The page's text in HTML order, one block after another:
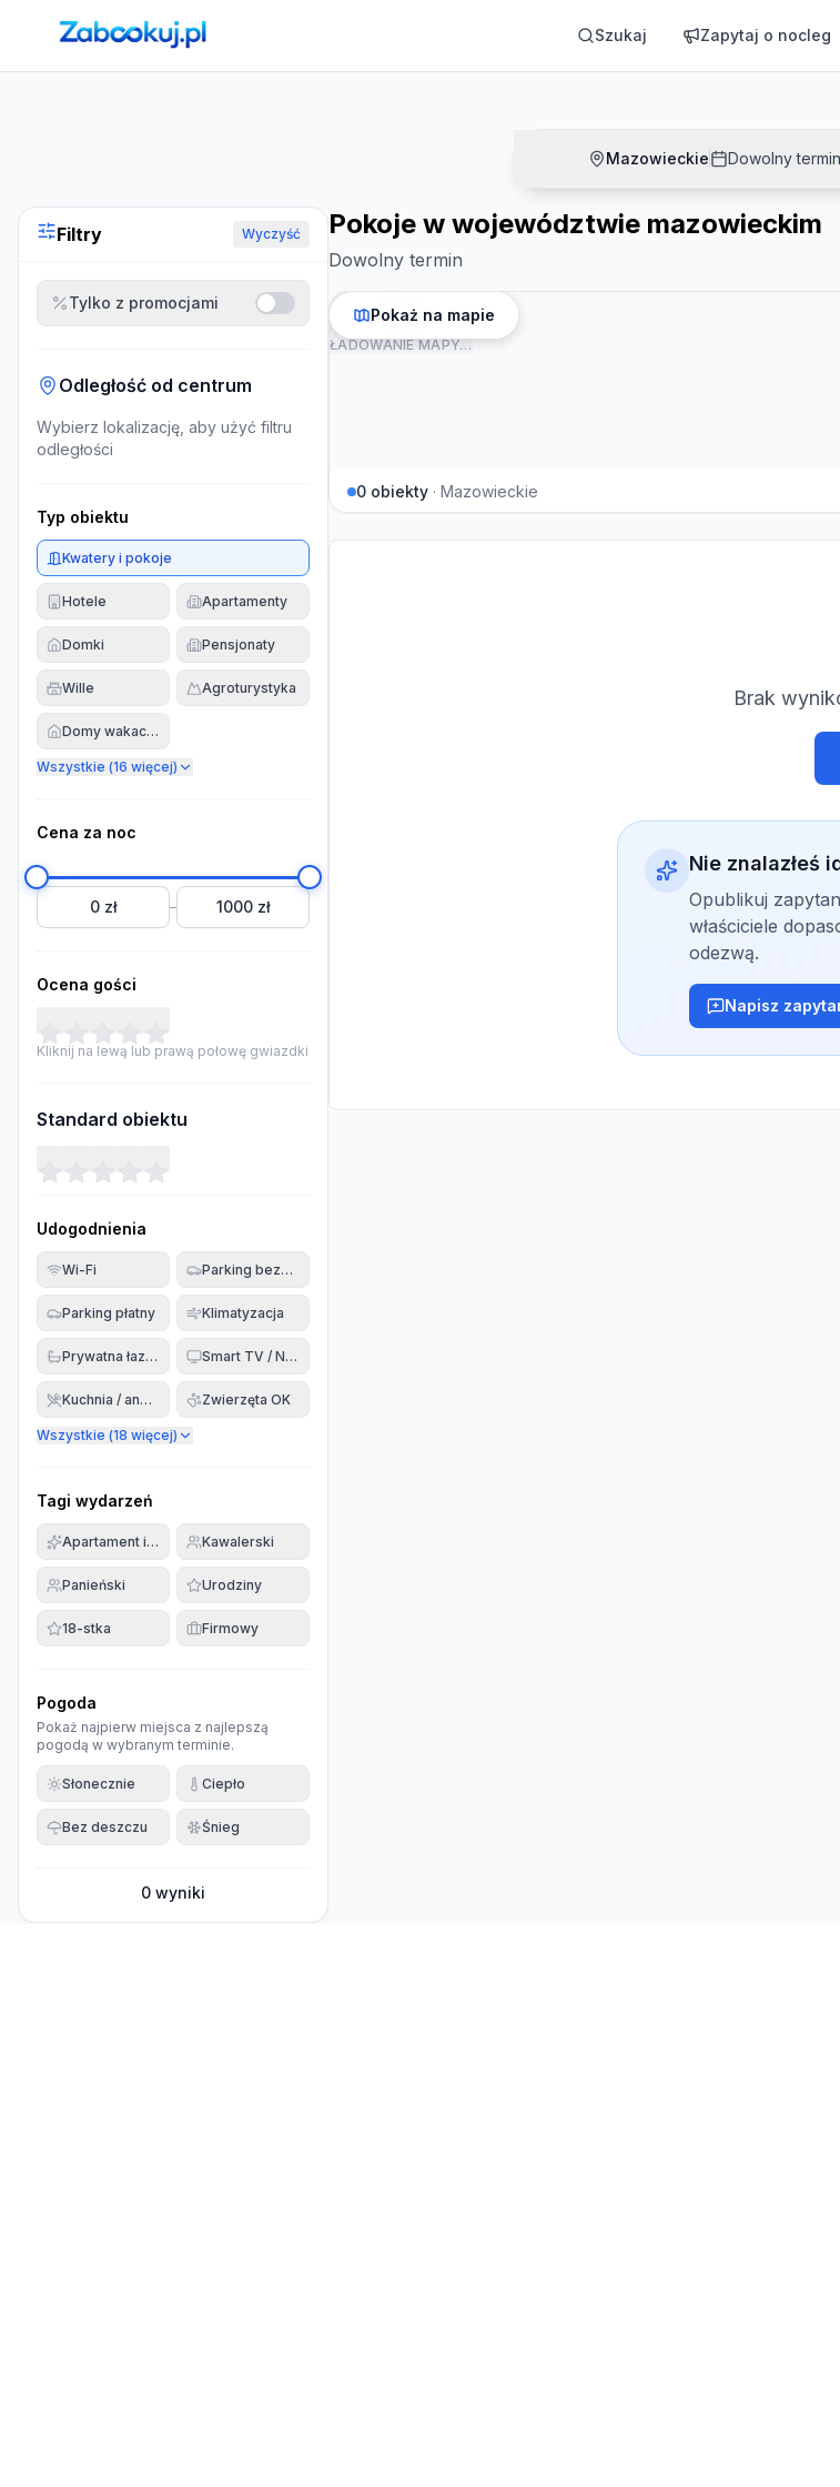
Strona główna ›Noclegi Szukaj Zapytaj o nocleg
Mazowieckie Dowolny termin
Filtry Wyczyść
Tylko z promocjami
Odległość od centrum
Wybierz lokalizację, aby użyć filtru
odległości
Typ obiektu
Kwatery i pokoje
Hotele Apartamenty
Domki Pensjonaty
Wille Agroturystyka
Domy wakacyjne
Wszystkie (16 więcej)
Cena za noc
0 zł – 1000 zł
Ocena gości
Kliknij na lewą lub prawą połowę gwiazdki
Standard obiektu
Udogodnienia
Wi-Fi Parking bezpłatny
Parking płatny Klimatyzacja
Prywatna łazienka Smart TV / Netflix
Kuchnia / aneks Zwierzęta OK
Wszystkie (18 więcej)
Tagi wydarzeń
Apartament imprezowyKawalerski
Panieński Urodziny
18-stka Firmowy
Pogoda
Pokaż najpierw miejsca z najlepszą
pogodą w wybranym terminie.
Słonecznie Ciepło
Bez deszczu Śnieg
0 wyniki
Pokoje w województwie mazowieckim
Dowolny termin
ŁADOWANIE MAPY…
Pokaż na mapie
0 obiekty · Mazowieckie
Brak
Nie znalazłeś
Opublikuj
właściciele
odezwą.
Napisz